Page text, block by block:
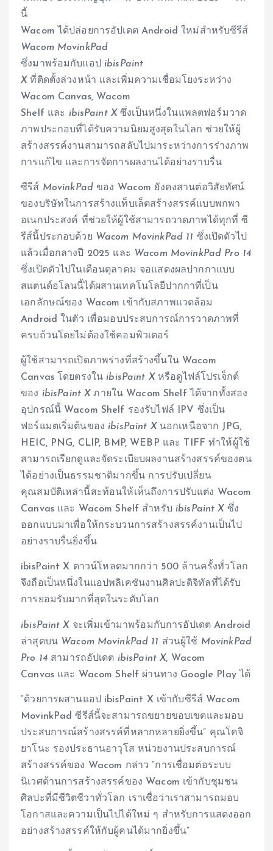
นี้
Wacom ได้ปล่อยการอัปเดต Android ใหม่สำหรับซีรีส์
Wacom MovinkPad
ซึ่งมาพร้อมกับแอป ibisPaint
X ที่ติดตั้งล่วงหน้า และเพิ่มความเชื่อมโยงระหว่าง
Wacom Canvas, Wacom
Shelf และ ibisPaint X ซึ่งเป็นหนึ่งในแพลตฟอร์มวาด
ภาพประกอบที่ได้รับความนิยมสูงสุดในโลก ช่วยให้ผู้
สร้างสรรค์งานสามารถสลับไปมาระหว่างการร่างภาพ
การแก้ไข และการจัดการผลงานได้อย่างราบรื่น
ซีรีส์ MovinkPad ของ Wacom ยังคงสานต่อวิสัยทัศน์
ของบริษัทในการสร้างแท็บเล็ตสร้างสรรค์แบบพกพา
อเนกประสงค์ ที่ช่วยให้ผู้ใช้สามารถวาดภาพได้ทุกที่ ซี
รีส์นี้ประกอบด้วย Wacom MovinkPad 11 ซึ่งเปิดตัวไป
แล้วเมื่อกลางปี 2025 และ Wacom MovinkPad Pro 14
ซึ่งเปิดตัวไปในเดือนตุลาคม จอแสดงผลปากกาแบบ
สแตนด์อโลนนี้ได้ผสานเทคโนโลยีปากกาที่เป็น
เอกลักษณ์ของ Wacom เข้ากับสภาพแวดล้อม
Android ในตัว เพื่อมอบประสบการณ์การวาดภาพที่
ครบถ้วนโดยไม่ต้องใช้คอมพิวเตอร์
ผู้ใช้สามารถเปิดภาพร่างที่สร้างขึ้นใน Wacom
Canvas โดยตรงใน ibisPaint Xหรือดูไฟล์โปรเจ็กต์
ของ ibisPaint X ภายใน Wacom Shelf ได้จากทั้งสอง
อุปกรณ์นี้ Wacom Shelf รองรับไฟล์ IPV ซึ่งเป็น
ฟอร์แมตเริ่มต้นของ ibisPaint Xนอกเหนือจาก JPG,
HEIC, PNG, CLIP, BMP, WEBP และ TIFF ทำให้ผู้ใช้
สามารถเรียกดูและจัดระเบียบผลงานสร้างสรรค์ของตน
ได้อย่างเป็นธรรมชาติมากขึ้น การปรับเปลี่ยน
คุณสมบัติเหล่านี้สะท้อนให้เห็นถึงการปรับแต่ง Wacom
Canvas และ Wacom Shelf สำหรับ ibisPaint X ซึ่ง
ออกแบบมาเพื่อให้กระบวนการสร้างสรรค์งานเป็นไป
อย่างราบรื่นยิ่งขึ้น
ibisPaint X ดาวน์โหลดมากกว่า 500 ล้านครั้งทั่วโลก
จึงถือเป็นหนึ่งในแอปพลิเคชันงานศิลปะดิจิทัลที่ได้รับ
การยอมรับมากที่สุดในระดับโลก
ibisPaint X จะเพิ่มเข้ามาพร้อมกับการอัปเดต Android
ล่าสุดบน Wacom MovinkPad 11 ส่วนผู้ใช้ MovinkPad
Pro 14สามารถอัปเดต ibisPaint X, Wacom
Canvas และ Wacom Shelf ผ่านทาง Google Play ได้
“ด้วยการผสานแอป ibisPaint X เข้ากับซีรีส์ Wacom
MovinkPad ซีรีส์นี้จะสามารถขยายขอบเขตและมอบ
ประสบการณ์สร้างสรรค์ที่หลากหลายยิ่งขึ้น” คุณโคจิ
ยาโนะ รองประธานอาวุโส หน่วยงานประสบการณ์
สร้างสรรค์ของ Wacom กล่าว “การเชื่อมต่อระบบ
นิเวศด้านการสร้างสรรค์ของ Wacom เข้ากับชุมชน
ศิลปะที่มีชีวิตชีวาทั่วโลก เราเชื่อว่าเราสามารถมอบ
โอกาสและความเป็นไปได้ใหม่ ๆ สำหรับการแสดงออก
อย่างสร้างสรรค์ให้กับผู้คนได้มากยิ่งขึ้น”